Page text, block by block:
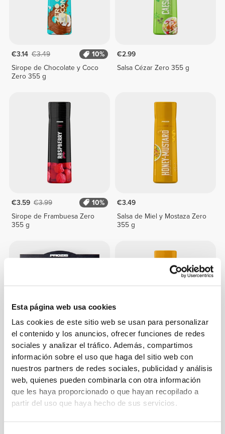
Esta página web usa cookies
Las cookies de este sitio web se usan para personalizar
el contenido y los anuncios, ofrecer funciones de redes
sociales y analizar el tráfico. Además, compartimos
información sobre el uso que haga del sitio web con
nuestros partners de redes sociales, publicidad y análisis
web, quienes pueden combinarla con otra información
que les haya proporcionado o que hayan recopilado a
partir del uso que haya hecho de sus servicios.
€3.14 €3.49
10%
Sirope de Chocolate y Coco
Zero 355 g
€2.99
Salsa Cézar Zero 355 g
€3.59 €3.99
10%
Sirope de Frambuesa Zero
355 g
€3.49
Salsa de Miel y Mostaza Zero
355 g
100% Pechuga de pavo
prémium - marinada 155 g
Salsa Curry Zero 355 g